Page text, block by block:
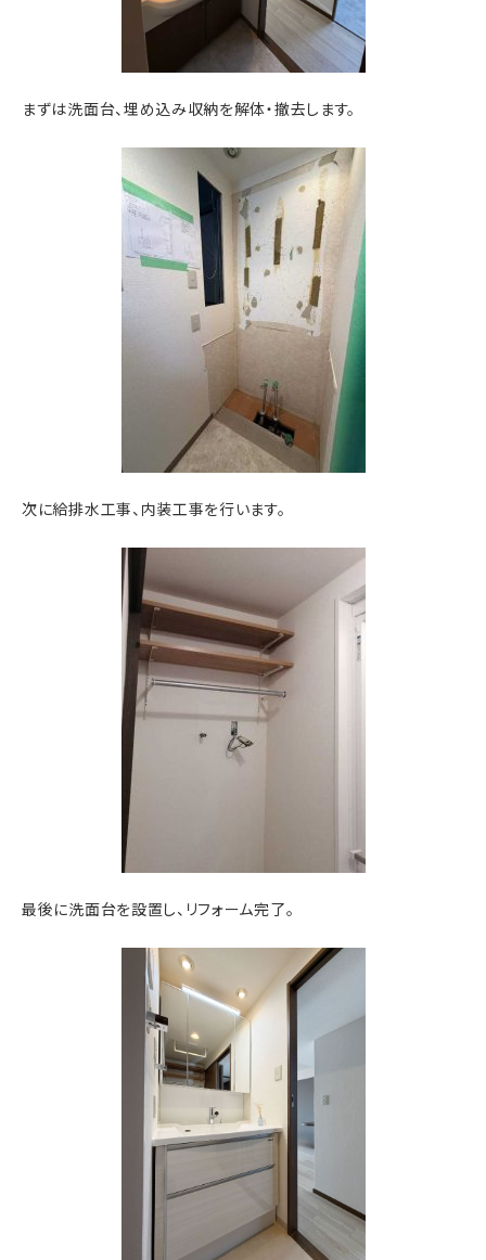
まずは洗面台、埋め込み収納を解体・撤去します。
次に給排水工事、内装工事を行います。
最後に洗面台を設置し、リフォーム完了。